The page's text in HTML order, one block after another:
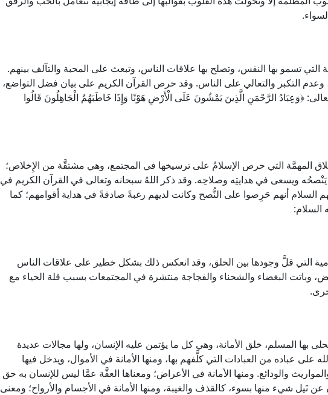
التي تسمو بها النفس، وتصلح بها علاقات الناس، وتبعث على المحبة والتآلف بينهم.
وعدم التكبر والتعالي على الناس. وقد حرص القرآن الكريم على بيان فضل التواضع،
﴿وَعِبَادُ الرَّحْمَنِ الَّذِينَ يَمْشُونَ عَلَى الْأَرْضِ هَوْنًا وَإِذَا خَاطَبَهُمُ الْجَاهِلُونَ قَالُوا
المهمَّة التي حرص الإسلامُ على ترسيخها في المجتمع، وهي مشتقَّة من الإِخلاص؛
ويسعى في هدايتِه وصلاحِه. وقد ذكر اللهُ سبحانه وتعالى في القرآن الكريم في
السلام أنهم حَرِصوا على النُّصح وكانت لديهم رغبةً صادقةً في هداية أقوامهم؛ كما
السلام:
التي قلَّ وجودها بين الخلق، وقد انعكس ذلك بشكل خطير على علاقات الناس
وباتت البغضاء والشحناء والفجاجة منتشرة في المجتمعات بسبب قلة الحياء مع
بها المسلم، خلق الأمانة، وهي كل ما يؤتمن عليه الإنسان، ولها مجالات عديدة
على عباده من العبادات التي كلَّفهم بها، ومنها الأمانة في الأموال، ويدخل فيها
والودائع. ومنها الأمانة في الأعراض؛ ومعناها العفَّة عمَّا ليس للإنسان به حق
نَيل شيء منها بسوء، كالقذف والغيبة، ومنها الأمانة في الأجسام والأرواح؛ ومعنى